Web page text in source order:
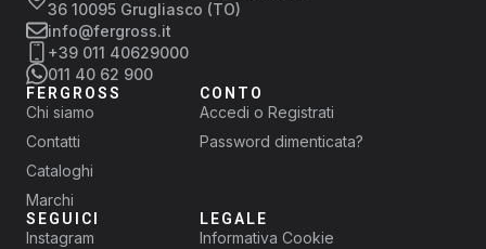
36 10095 Grugliasco (TO)
info@fergross.it
+39 011 40629000
011 40 62 900
FERGROSS
Chi siamo
Contatti
Cataloghi
Marchi
CONTO
Accedi o Registrati
Password dimenticata?
SEGUICI
Instagram
LEGALE
Informativa Cookie